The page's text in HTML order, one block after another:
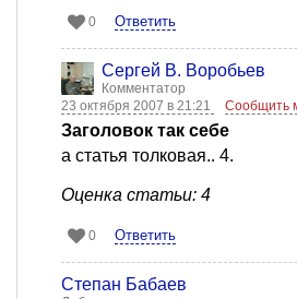
0 Ответить
Сергей В. Воробьев
Комментатор
23 октября 2007 в 21:21
Сообщить
Заголовок так себе
а статья толковая.. 4.
Оценка статьи: 4
0 Ответить
Степан Бабаев